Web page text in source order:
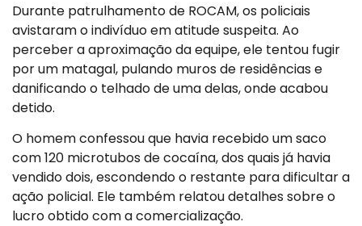
Durante patrulhamento de ROCAM, os policiais
avistaram o indivíduo em atitude suspeita. Ao
perceber a aproximação da equipe, ele tentou fugir
por um matagal, pulando muros de residências e
danificando o telhado de uma delas, onde acabou
detido.
O homem confessou que havia recebido um saco
com 120 microtubos de cocaína, dos quais já havia
vendido dois, escondendo o restante para dificultar a
ação policial. Ele também relatou detalhes sobre o
lucro obtido com a comercialização.